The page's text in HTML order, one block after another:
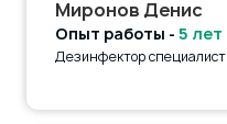
Миронов Денис
Опыт работы - 5 лет
Дезинфектор специалист